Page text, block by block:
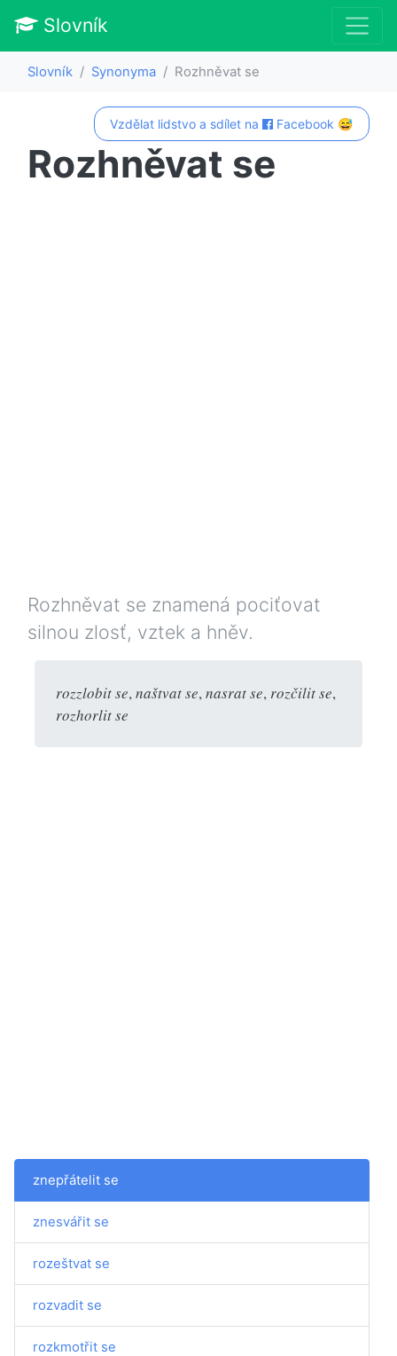
Slovník
Slovník Synonyma Rozhněvat se
Vzdělat lidstvo a sdílet na Facebook 😅
Rozhněvat se
Rozhněvat se znamená pociťovat
silnou zlosť, vztek a hněv.
rozzlobit se,naštvat se,nasrat se, rozčilit se,
rozhorlit se
znepřátelit se
znesvářit se
rozeštvat se
rozvadit se
rozkmotřit se